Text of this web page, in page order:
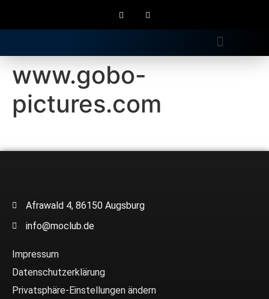
www.gobo-
pictures.com
Afrawald 4, 86150 Augsburg
info@moclub.de
Impressum
Datenschutzerklärung
Privatsphäre-Einstellungen ändern